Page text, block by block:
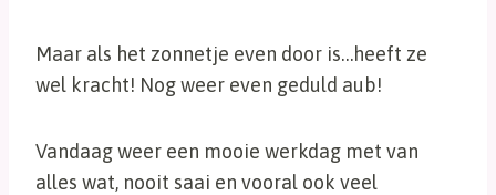
Maar als het zonnetje even door is…heeft ze
wel kracht! Nog weer even geduld aub!
Vandaag weer een mooie werkdag met van
alles wat, nooit saai en vooral ook veel